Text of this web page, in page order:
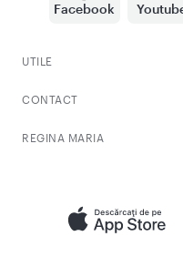
Facebook
UTILE
CONTACT
REGINA MARIA